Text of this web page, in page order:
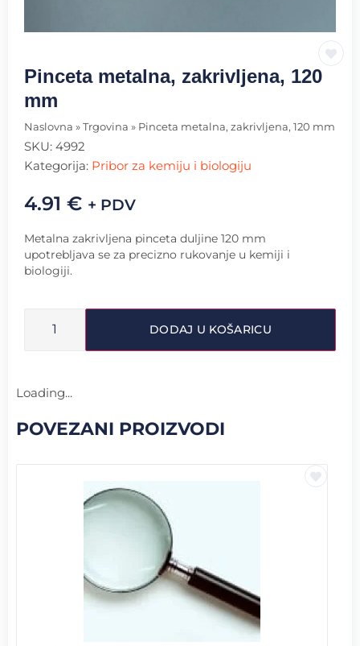
Pinceta metalna, zakrivljena, 120
mm
Naslovna » Trgovina » Pinceta metalna, zakrivljena, 120 mm
SKU: 4992
Kategorija: Pribor za kemiju i biologiju
4.91 € + PDV
Metalna zakrivljena pinceta duljine 120 mm
upotrebljava se za precizno rukovanje u kemiji i
biologiji.
DODAJ U KOŠARICU
Loading...
POVEZANI PROIZVODI